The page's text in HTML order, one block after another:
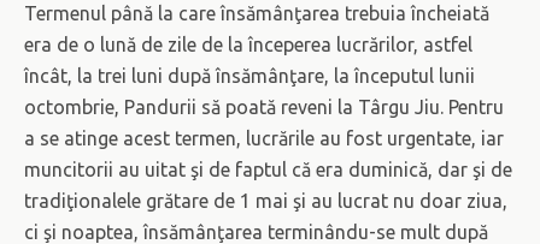
Termenul până la care însămânţarea trebuia încheiată
era de o lună de zile de la începerea lucrărilor, astfel
încât, la trei luni după însămânţare, la începutul lunii
octombrie, Pandurii să poată reveni la Târgu Jiu. Pentru
a se atinge acest termen, lucrările au fost urgentate, iar
muncitorii au uitat şi de faptul că era duminică, dar şi de
tradiţionalele grătare de 1 mai şi au lucrat nu doar ziua,
ci şi noaptea, însămânţarea terminându-se mult după